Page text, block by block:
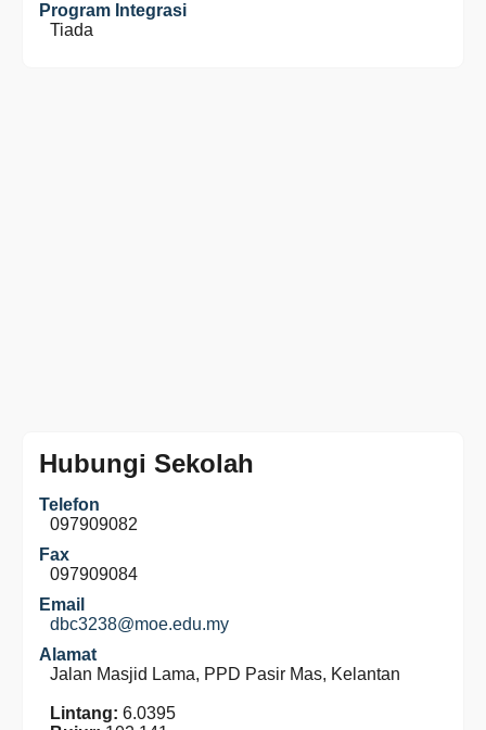
Program Integrasi
Tiada
Hubungi Sekolah
Telefon
097909082
Fax
097909084
Email
dbc3238@moe.edu.my
Alamat
Jalan Masjid Lama, PPD Pasir Mas, Kelantan
Lintang: 6.0395